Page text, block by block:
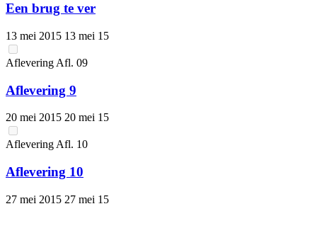
Een brug te ver
13 mei 2015 13 mei 15
Aflevering Afl. 09
Aflevering 9
20 mei 2015 20 mei 15
AfleveringAfl. 10
Aflevering 10
27 mei 2015 27 mei 15